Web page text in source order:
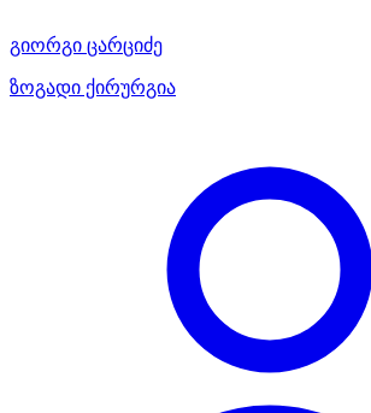
გიორგი ცარციძე
ზოგადი ქირურგია